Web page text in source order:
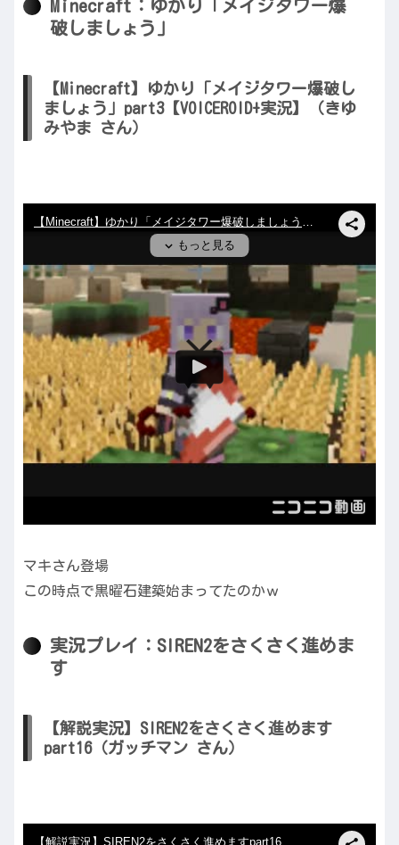
Minecraft：ゆかり「メイジタワー爆
破しましょう」
【Minecraft】ゆかり「メイジタワー爆破し
ましょう」part3【VOICEROID+実況】（きゆ
みやま さん）
マキさん登場
この時点で黒曜石建築始まってたのかｗ
実況プレイ：SIREN2をさくさく進めま
す
【解説実況】SIREN2をさくさく進めます
part16（ガッチマン さん）